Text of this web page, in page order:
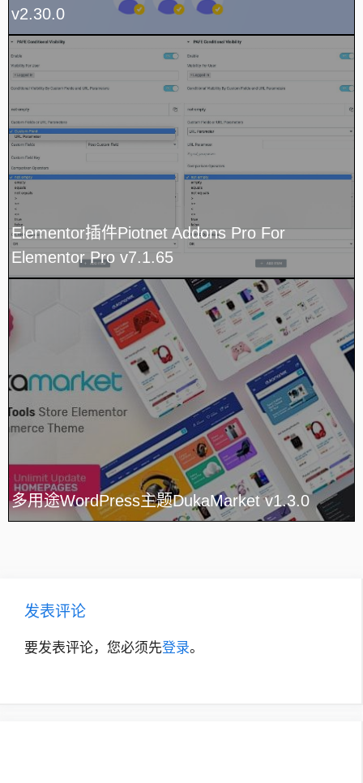
v2.30.0
Elementor插件Piotnet Addons Pro For
Elementor Pro v7.1.65
多用途WordPress主题DukaMarket v1.3.0
发表评论
要发表评论，您必须先登录。